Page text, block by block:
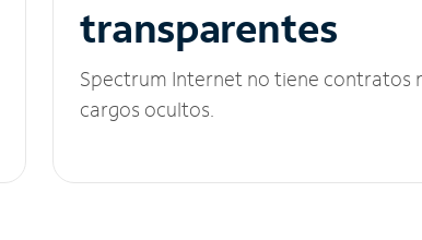
transparentes
Spectrum Internet no tiene contratos
cargos ocultos.